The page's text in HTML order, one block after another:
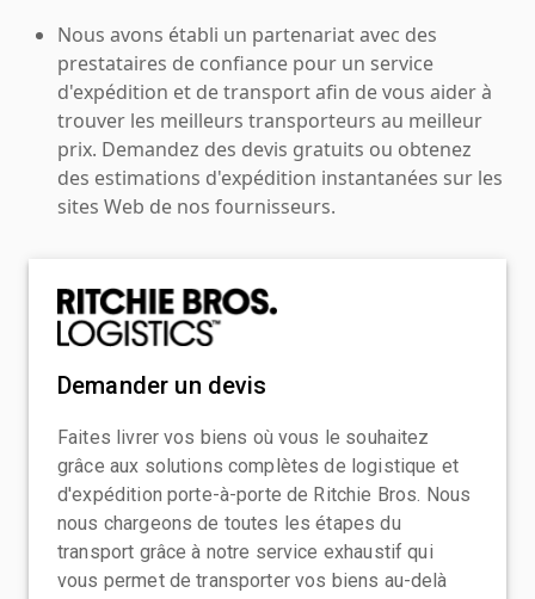
Nous avons établi un partenariat avec des
prestataires de confiance pour un service
d'expédition et de transport afin de vous aider à
trouver les meilleurs transporteurs au meilleur
prix. Demandez des devis gratuits ou obtenez
des estimations d'expédition instantanées sur les
sites Web de nos fournisseurs.
Demander un devis
Faites livrer vos biens où vous le souhaitez
grâce aux solutions complètes de logistique et
d'expédition porte-à-porte de Ritchie Bros. Nous
nous chargeons de toutes les étapes du
transport grâce à notre service exhaustif qui
vous permet de transporter vos biens au-delà